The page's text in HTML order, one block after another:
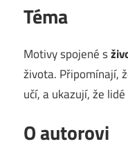
Téma
Motivy spojené s
života. Připomínají,
učí, a ukazují, že
O autorovi